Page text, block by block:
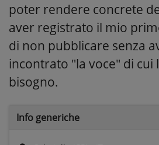
poter rendere concrete
aver registrato il mio
di non pubblicare senza
incontrato "la voce" di cui
bisogno.
Info generiche